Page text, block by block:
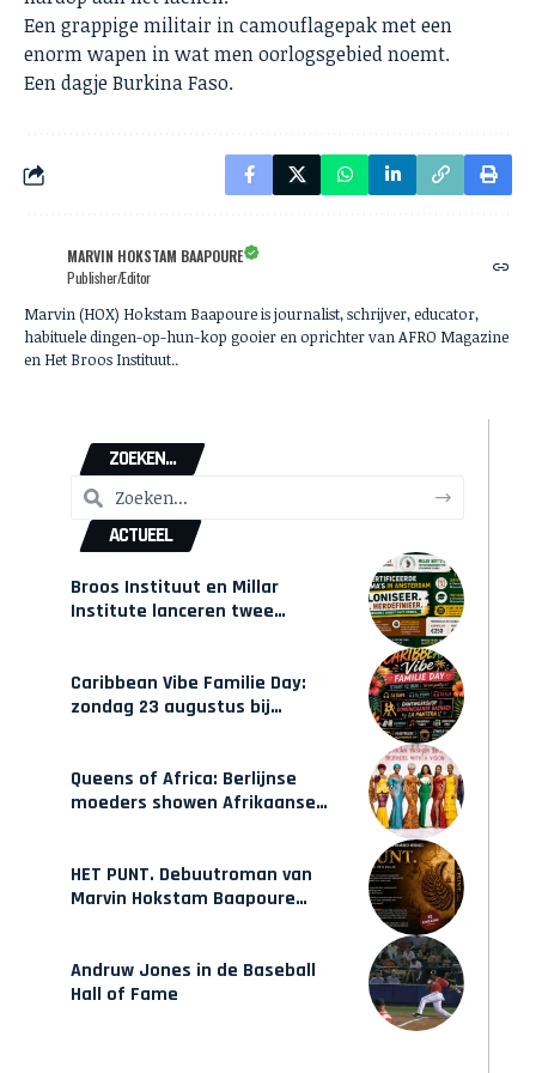
Een grappige militair in camouflagepak met een
enorm wapen in wat men oorlogsgebied noemt.
Een dagje Burkina Faso.
MARVIN HOKSTAM BAAPOURE
Publisher/Editor
Marvin (HOX) Hokstam Baapoure is journalist, schrijver, educator,
habituele dingen-op-hun-kop gooier en oprichter van AFRO Magazine
en Het Broos Instituut..
ZOEKEN...
ACTUEEL
Broos Instituut en Millar
Institute lanceren twee
Caribbean Vibe Familie Day:
zondag 23 augustus bij
Queens of Africa: Berlijnse
moeders showen Afrikaanse
HET PUNT. Debuutroman van
Marvin Hokstam Baapoure
Andruw Jones in de Baseball
Hall of Fame